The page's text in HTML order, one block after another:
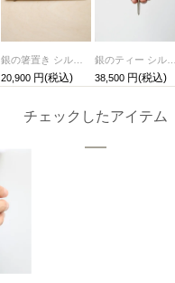
銀の箸置き シルバージュビリー
20,900
銀のティー シルバージュビリー
38,500
チェックしたアイテム